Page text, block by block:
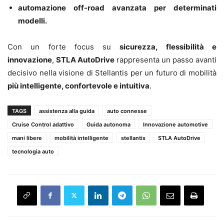
automazione off-road avanzata per determinati
modelli.
Con un forte focus susicurezza, flessibilità e
innovazione, STLA AutoDrive rappresenta un passo avanti
decisivo nella visione di Stellantis per un futuro di mobilità
più intelligente, confortevole e intuitiva.
TAGS assistenza alla guida
auto connesse
Cruise Control adattivo
Guida autonoma
Innovazione automotive
mani libere
mobilità intelligente stellantis
STLA AutoDrive
tecnologia auto